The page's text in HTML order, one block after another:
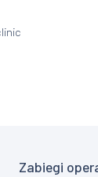
Zabiegi